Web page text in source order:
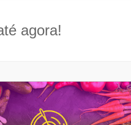
agora!